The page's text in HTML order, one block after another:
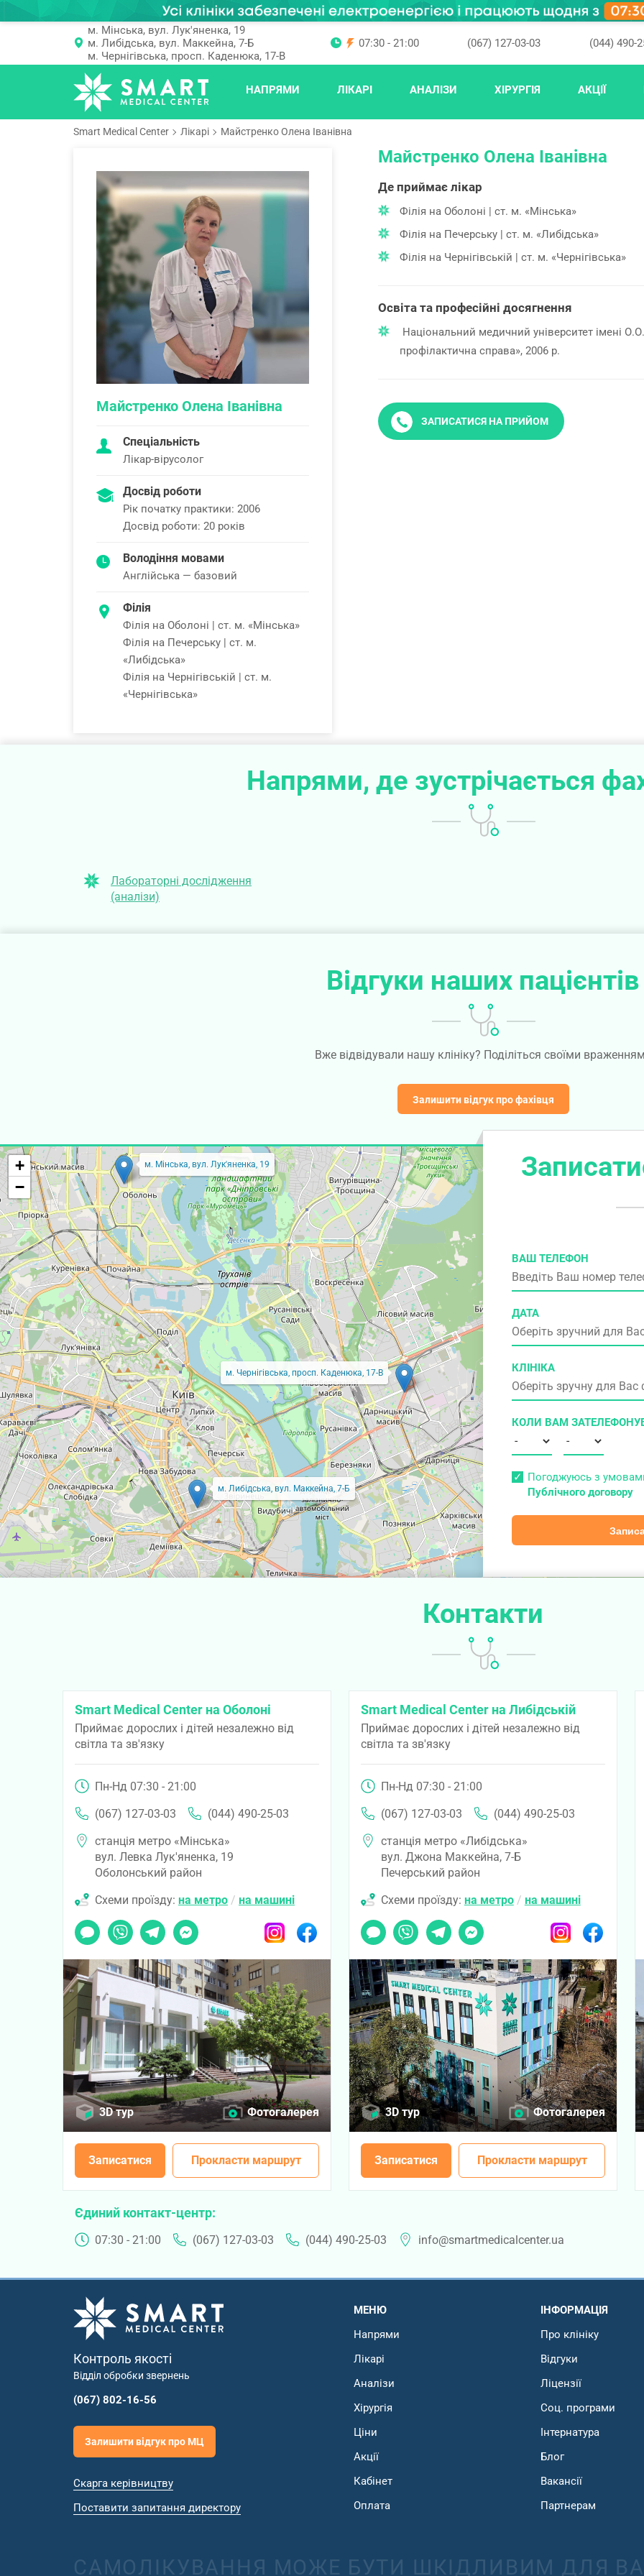
м. Мінська, вул. Лук'яненка, 19
м. Либідська, вул. Маккейна, 7-Б
м. Чернігівська, просп. Каденюка, 17-В
07:30 - 21:00 (067) 127-03-03 (044) 490-
НАПРЯМИ ЛІКАРІ АНАЛІЗИ ХІРУРГІЯ АКЦІЇ
Smart Medical Center Лікарі Майстренко Олена Іванівна
Майстренко Олена Іванівна
Спеціальність
Лікар-вірусолог
Досвід роботи
Рік початку практики: 2006
Досвід роботи: 20 років
Володіння мовами
Англійська — базовий
Філія
Філія на Оболоні | ст. м. «Мінська»
Філія на Печерську | ст. м.
«Либідська»
Філія на Чернігівській | ст. м.
«Чернігівська»
Майстренко Олена Іванівна
Де приймає лікар
Філія на Оболоні | ст. м. «Мінська»
Філія на Печерську | ст. м. «Либідська»
Філія на Чернігівській | ст. м. «Чернігівська»
Освіта та професійні досягнення
Національний медичний університет імені
профілактична справа», 2006 р.
ЗАПИСАТИСЯ НА ПРИЙОМ
Напрями, де зустрічається
Лабораторні дослідження
(аналізи)
Відгуки наших пацієнтів
Вже відвідували нашу клініку? Поділіться своїми
Залишити відгук про фахівця
ВАШ ТЕЛЕФОН
ДАТА
КЛІНІКА
КОЛИ ВАМ
Погоджуюсь з
Публічного договору
м. Мінська, вул. Лук'яненка, 19
м. Либідська, вул. Маккейна, 7-Б
м. Чернігівська, просп. Каденюка, 17-В
+
−
Контакти
Smart Medical Center на Оболоні
Приймає дорослих і дітей незалежно від
світла та зв'язку
Пн-Нд 07:30 - 21:00
(067) 127-03-03
(044) 490-25-03
станція метро «Мінська»
вул. Левка Лук'яненка, 19
Оболонський район
Схеми проїзду: на метро / на машині
Чат Viber TelegramMessenger InstagramFacebook
3D тур Фотогалерея
Записатися Прокласти маршрут
Smart Medical Center на Либідській
Приймає дорослих і дітей незалежно від
світла та зв'язку
Пн-Нд 07:30 - 21:00
(067) 127-03-03
(044) 490-25-03
станція метро «Либідська»
вул. Джона Маккейна, 7-Б
Печерський район
Схеми проїзду: на метро/ на машині
Чат Viber TelegramMessenger InstagramFacebook
3D тур Фотогалерея
Записатися Прокласти маршрут
Єдиний контакт-центр
07:30 - 21:00 (067) 127-03-03 (044) 490-25-03 info@smartmedicalcenter.ua
Контроль якості
Відділ обробки звернень
(067) 802-16-56
Залишити відгук про МЦ
Скарга керівництву
Поставити запитання директору
МЕНЮ
Напрями
Лікарі
Аналізи
Хірургія
Ціни
Акції
Кабінет
Оплата
ІНФОРМАЦІЯ
Про клініку
Відгуки
Ліцензії
Соц. програми
Інтернатура
Блог
Вакансії
Партнерам
САМОЛІКУВАННЯ МОЖЕ БУТИ ШКІДЛИВИМ ДЛЯ